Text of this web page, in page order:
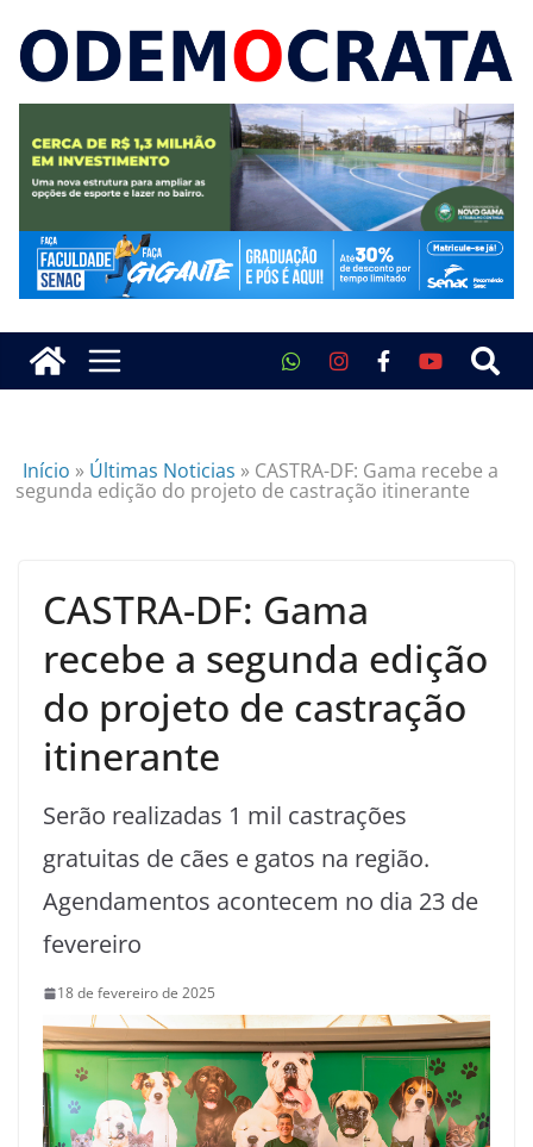
Início » Últimas Noticias » CASTRA-DF: Gama recebe a
segunda edição do projeto de castração itinerante
CASTRA-DF: Gama
recebe a segunda edição
do projeto de castração
itinerante
Serão realizadas 1 mil castrações
gratuitas de cães e gatos na região.
Agendamentos acontecem no dia 23 de
fevereiro
18 de fevereiro de 2025